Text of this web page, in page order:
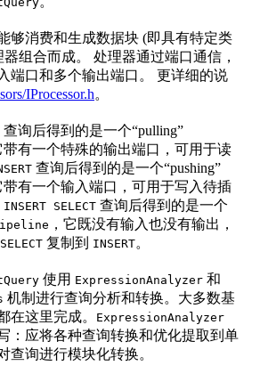
够消费和生成数据块 (即具有特定类
组合而成。 处理器通过端口通信，
端口和多个输出端口。 更详细的说
IProcessor.h。
查询后得到的是一个“pulling”
带有一个特殊的输出端口，可用于读
查询后得到的是一个“pushing”
带有一个输入端口，可用于写入待插
INSERT SELECT 查询后得到的是一个
，它既没有输入也没有输出，
SELECT 复制到 INSERT。
使用 ExpressionAnalyzer 和
机制进行查询分析和转换。大多数基
在这里完成。
ExpressionAnalyzer
：应将各种查询转换和优化提取到单
查询进行模块化转换。